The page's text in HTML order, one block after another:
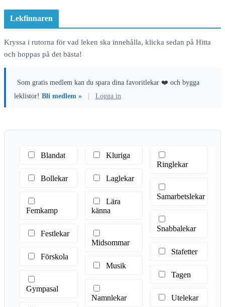
Lekfinnaren
Kryssa i rutorna för vad leken ska innehålla, klicka sedan på Hitta
och hoppas på det bästa!
Som gratis medlem kan du spara dina favoritlekar ❤️ och bygga
leklistor! Bli medlem » Logga in
Blandat
Bollekar
Femkamp
Festlekar
Förskola
Gympasal
Kluriga
Laglekar
Lära
känna
Midsommar
Musik
Namnlekar
Ringlekar
Samarbetslekar
Snabbalekar
Stafetter
Tagen
Utelekar